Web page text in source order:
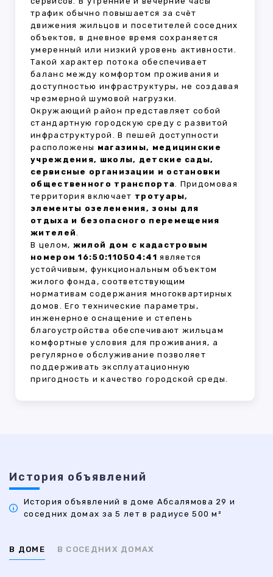
трафик обычно повышается за счёт
движения жильцов и посетителей соседних
объектов, в дневное время сохраняется
умеренный или низкий уровень активности.
Такой характер потока обеспечивает
баланс между комфортом проживания и
доступностью инфраструктуры, не создавая
чрезмерной шумовой нагрузки.
Окружающий район представляет собой
стандартную городскую среду с развитой
инфраструктурой. В пешей доступности
расположены магазины, медицинские
учреждения, школы, детские сады,
сервисные организации и остановки
общественного транспорта. Придомовая
территория включает тротуары,
элементы озеленения, зоны для
отдыха и безопасного перемещения
жителей.
В целом, жилой дом с кадастровым
номером 16:50:110504:41 является
устойчивым, функциональным объектом
жилого фонда, соответствующим
нормативам содержания многоквартирных
домов. Его технические параметры,
инженерное оснащение и степень
благоустройства обеспечивают жильцам
комфортные условия для проживания, а
регулярное обслуживание позволяет
поддерживать эксплуатационную
пригодность и качество городской среды.
История объявлений
История объявлений в доме Абсалямова 29 и
соседних домах за 5 лет в радиусе 500 м²
В ДОМЕ В СОСЕДНИХ ДОМАХ